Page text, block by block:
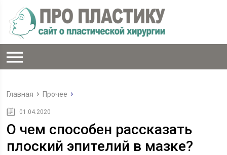
Главная Прочее
01.04.2020
О чем способен рассказать
плоский эпителий в мазке?